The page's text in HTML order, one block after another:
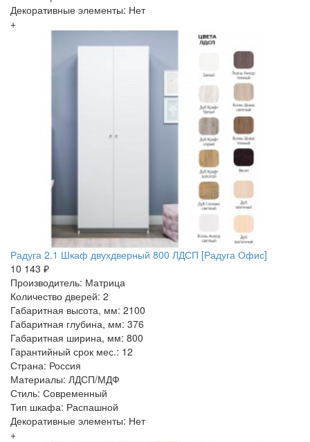
Декоративные элементы: Нет
+
Радуга 2.1 Шкаф двухдверный 800 ЛДСП [Радуга Офис]
10 143 ₽
Производитель: Матрица
Количество дверей: 2
Габаритная высота, мм: 2100
Габаритная глубина, мм: 376
Габаритная ширина, мм: 800
Гарантийный срок мес.: 12
Страна: Россия
Материалы: ЛДСП/МДФ
Стиль: Современный
Тип шкафа: Распашной
Декоративные элементы: Нет
+